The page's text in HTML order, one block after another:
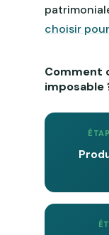
choisir
Comment
imposable